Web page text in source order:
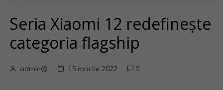
Seria Xiaomi 12 redefinește
categoria flagship
admin@ 15 martie 2022 0